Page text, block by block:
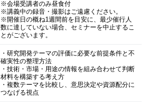
※会場受講者のみ昼食付
※講義中の録音・撮影はご遠慮ください。
※開催日の概ね1週間前を目安に、最少催行人
数に達していない場合、セミナーを中止するこ
とがございます。
・研究開発テーマの評価に必要な前提条件と不
確実性の整理方法
・技術・市場・用途の情報を組み合わせて判断
材料を構築する考え方
・複数テーマを比較し、意思決定や資源配分に
つなげる視点